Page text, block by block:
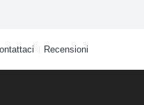
Recensioni